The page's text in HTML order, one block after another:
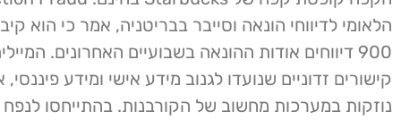
הלאומי לדיווחי הונאה וסייבר בבריטניה, אמר כי הוא
900 דיווחים אודות ההונאה בשבועיים האחרונים.
קישורים זדוניים שנועדו לגנוב מידע אישי ומידע פיננסי,
נוזקות במערכות מחשוב של הקורבנות. בהתייחסו